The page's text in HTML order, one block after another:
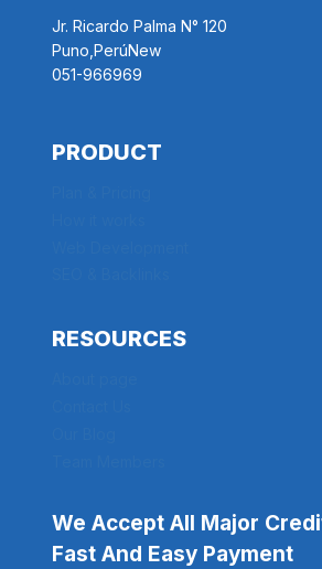
Jr. Ricardo Palma N° 120
Puno,PerúNew
051-966969
PRODUCT
RESOURCES
We Accept All Major
Fast And Easy Payment